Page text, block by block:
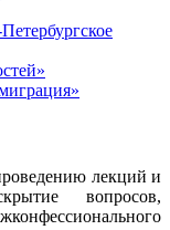
лекций и
вопросов,